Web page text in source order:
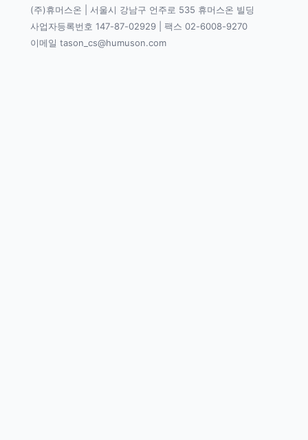
(주)휴머스온 | 서울시 강남구 언주로 535 휴머스온 빌딩
사업자등록번호 147-87-02929 | 팩스 02-6008-9270
이메일 tason_cs@humuson.com